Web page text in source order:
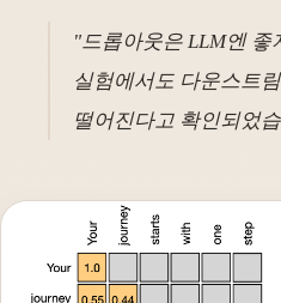
"드롭아웃은 LLM엔 좋
실험에서도 다운스트
떨어진다고 확인되었